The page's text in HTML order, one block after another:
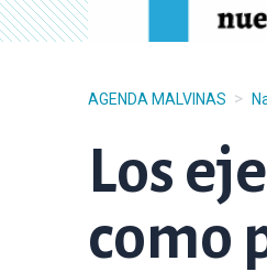
AGENDA MALVINAS >
Los
como